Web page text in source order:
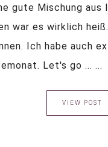
gute Mischung aus
war es wirklich
Ich habe auch
Let's go ... ...
VIEW POST